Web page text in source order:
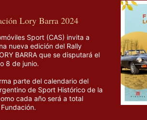
Lory Barra 2024
Sport (CAS) invita a
nueva edición del Rally
BARRA que se disputará el
8 de junio.
parte del calendario del
de Sport Histórico de la
cada año será a total